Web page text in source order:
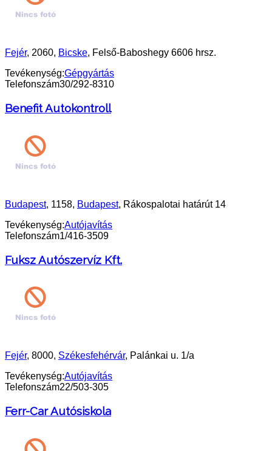
Fejér, 2060, Bicske, Felső-Baboshegy 6606 hrsz.
Tevékenység:Gépgyártás
Telefonszám30/292-8310
Benefit Autokontroll
Budapest, 1158, Budapest, Rákospalotai határút 14
Tevékenység:Autójavítás
Telefonszám1/416-3509
Fuksz Autószervíz Kft.
Fejér, 8000, Székesfehérvár, Palánkai u. 1/a
Tevékenység:Autójavítás
Telefonszám22/503-305
Ferr-Car Autósiskola